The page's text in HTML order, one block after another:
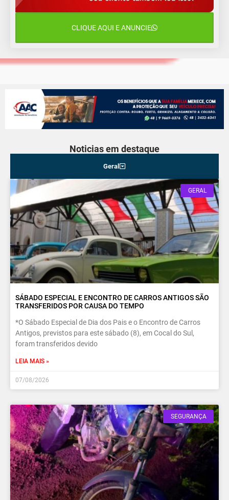
Quinta-Feira
CLIQUE AQUI E ANUNCIE
Noticias em destaque
Geral
GERAL
SÁBADO ESPECIAL E ENCONTRO DE CARROS ANTIGOS SÃO
TRANSFERIDOS POR CAUSA DO TEMPO
*O Sábado Especial de Dia dos Pais e o Encontro de Carros
Antigos, previstos para este sábado (8), em Cocal do Sul,
foram transferidos devido
LEIA MAIS »
07/08/2026
SEGURANÇA